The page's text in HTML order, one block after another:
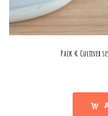
Pack « Cultiver